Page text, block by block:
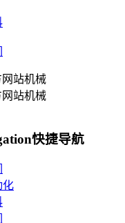
快捷导航
化